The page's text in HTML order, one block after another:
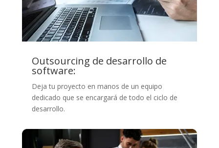
Outsourcing de desarrollo de
software:
Deja tu proyecto en manos de un equipo
dedicado que se encargará de todo el ciclo de
desarrollo.